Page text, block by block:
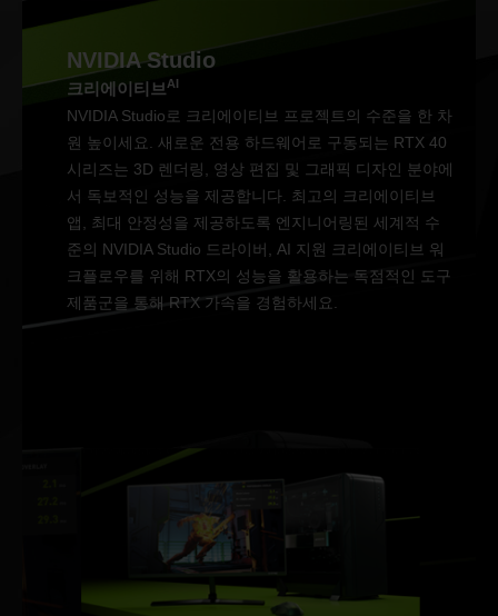
NVIDIA Studio
크리에이티브 AI
NVIDIA Studio로 크리에이티브 프로젝트의 수준을 한 차
원 높이세요. 새로운 전용 하드웨어로 구동되는 RTX 40
시리즈는 3D 렌더링, 영상 편집 및 그래픽 디자인 분야에
서 독보적인 성능을 제공합니다. 최고의 크리에이티브
앱, 최대 안정성을 제공하도록 엔지니어링된 세계적 수
준의 NVIDIA Studio 드라이버, AI 지원 크리에이티브 워
크플로우를 위해 RTX의 성능을 활용하는 독점적인 도구
제품군을 통해 RTX 가속을 경험하세요.